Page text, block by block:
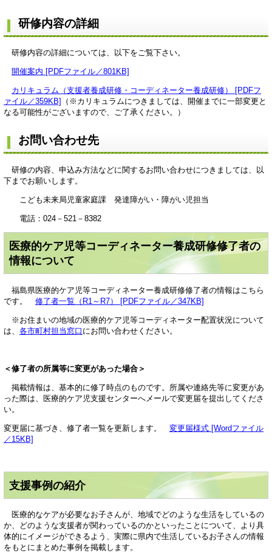
研修内容の詳細
研修内容の詳細については、以下をご覧下さい。
開催案内 [PDFファイル／801KB]
カリキュラム（支援者養成研修・コーディネーター養成研修） [PDFフ
ァイル／359KB]
（※カリキュラムにつきましては、開催までに一部変更と
なる可能性がございますので、ご了承ください。）
お問い合わせ先
研修の内容、申込み方法などに関するお問い合わせにつきましては、以
下までお願いします。
こども未来局児童家庭課 発達障がい・障がい児担当
電話：024－521－8382
医療的ケア児等コーディネーター養成研修修了者の
情報について
福島県医療的ケア児等コーディネーター養成研修修了者の情報はこちら
です。 修了者一覧（R1～R7） [PDFファイル／347KB]
※お住まいの地域の医療的ケア児等コーディネーター配置状況について
は、 各市町村担当窓口 にお問い合わせください。
＜修了者の所属等に変更があった場合＞
掲載情報は、基本的に修了時点のものです。所属や連絡先等に変更があ
った際は、医療的ケア児支援センターへメールで変更届を提出してくださ
い。
変更届に基づき、修了者一覧を更新します。 変更届様式 [Wordファイル
／15KB]
支援事例の紹介
医療的なケアが必要なお子さんが、地域でどのような生活をしているの
か、どのような支援者が関わっているのかといったことについて、より具
体的にイメージができるよう、実際に県内で生活しているお子さんの情報
をもとにまとめた事例を掲載します。